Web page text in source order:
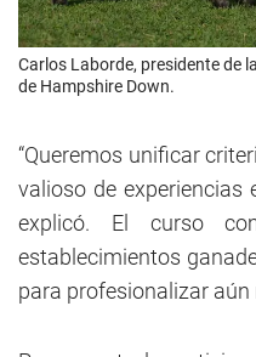
Carlos Laborde, presidente de
de Hampshire Down.
“Queremos unificar
valioso de experiencias
explicó. El curso
establecimientos
para profesionalizar aún